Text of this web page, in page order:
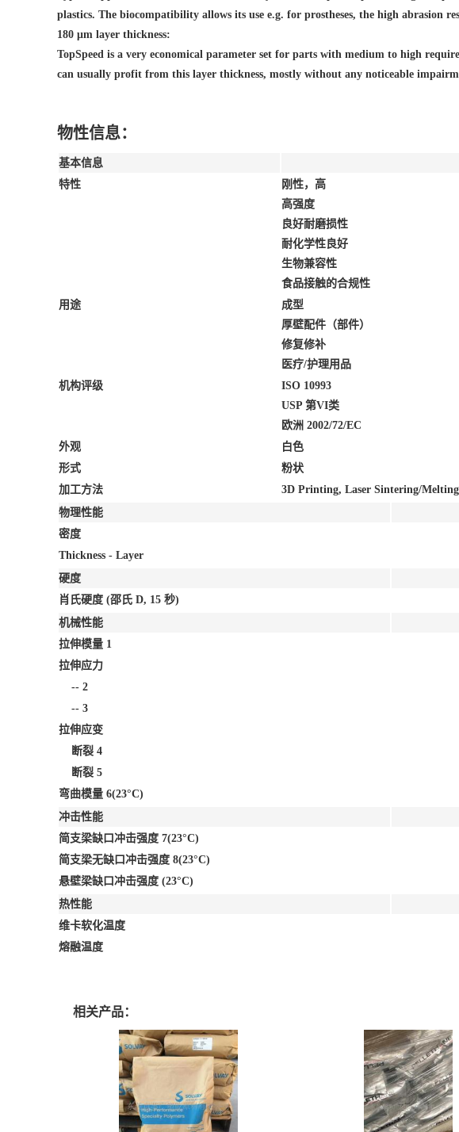
plastics. The biocompatibility allows its use e.g. for prostheses, the high abrasion
180 μm layer thickness:
TopSpeed is a very economical parameter set for parts with medium to high
can usually profit from this layer thickness, mostly without any noticeable
物性信息：
基本信息
特性
刚性，高
高强度
良好耐磨损性
耐化学性良好
生物兼容性
食品接触的合规性
用途
成型
厚壁配件（部件）
修复修补
医疗/护理用品
机构评级
ISO 10993
USP 第VI类
欧洲 2002/72/EC
外观
白色
形式
粉状
加工方法
3D Printing, Laser Sintering/Melting
物理性能
密度
Thickness - Layer
硬度
肖氏硬度 (邵氏 D, 15 秒)
机械性能
拉伸模量 1
拉伸应力
-- 2
-- 3
拉伸应变
断裂 4
断裂 5
弯曲模量 6(23°C)
冲击性能
简支梁缺口冲击强度 7(23°C)
简支梁无缺口冲击强度 8(23°C)
悬壁梁缺口冲击强度 (23°C)
热性能
维卡软化温度
熔融温度
相关产品：